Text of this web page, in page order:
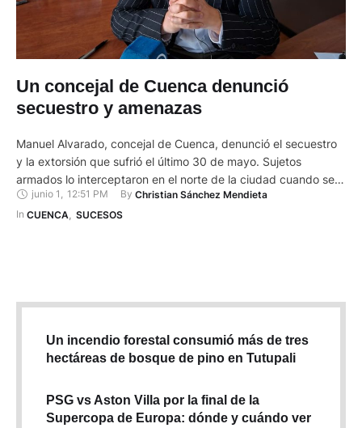
Un concejal de Cuenca denunció
secuestro y amenazas
Manuel Alvarado, concejal de Cuenca, denunció el secuestro
y la extorsión que sufrió el último 30 de mayo. Sujetos
armados lo interceptaron en el norte de la ciudad cuando se
dirigía hacia su domicilio. Relató que el hecho comenzó tras
un daño en una llanta de su vehículo en la avenida De los
junio 1 , 12:51 PM By Christian Sánchez Mendieta
In CUENCA SUCESOS
Un incendio forestal consumió más de tres
hectáreas de bosque de pino en Tutupali
PSG vs Aston Villa por la final de la
Supercopa de Europa: dónde y cuándo ver